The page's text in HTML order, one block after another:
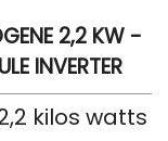
2,2 KW -
INVERTER
kilos watts